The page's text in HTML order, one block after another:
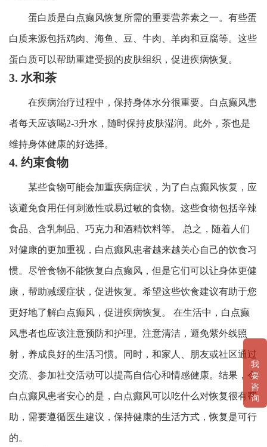
蛋白质是白点癫风恢复所需的重要营养素之一。有些蛋
白质来源包括鸡肉、海鱼、豆、牛肉、羊肉和豆腐等。这些
蛋白质可以帮助重建受损的皮肤组织，促进疾病恢复。
3. 水和茶
在疾病治疗过程中，保持身体水分很重要。白点癫风患
者每天应该喝2-3升水，随时保持皮肤湿润。此外，茶也是
维持身体健康的好选择。
4. 约束食物
某些食物可能会加重疾病症状，为了白点癫风恢复，应
该避免食用任何刺激性或易过敏的食物。这些食物包括辛辣
食品、含乳制品、巧克力和酒精饮料等。 总之，随着人们
对健康的更加重视，白点癫风患者越来越关心自己的饮食习
惯。尽管食物不能恢复白点癫风，但是它们可以让身体更健
康，帮助减缓症状，促进恢复。希望这些饮食建议有助于您
更好地了解白点癫风，促进疾病恢复。 在生活中，白点癫
风患者也应该注意预防和护理。注意清洁，避免紫外线照
射，养成良好的生活习惯。同时，和家人、朋友或社区通过
交流、参加社交活动可以提高自信心和情感健康。结果，令
白点癫风患者安心的是，白点癫风可以吃什么对恢复很有帮
助，需要遵循医生建议，保持健康的生活方式，恢复是可行
的。
我
要
咨
询